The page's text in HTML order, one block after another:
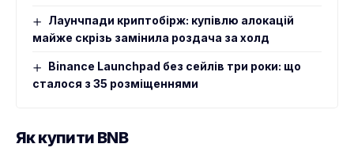
Лаунчпади криптобірж: купівлю алокацій
майже скрізь замінила роздача за холд
Binance Launchpad без сейлів три роки: що
сталося з 35 розміщеннями
Як купити BNB